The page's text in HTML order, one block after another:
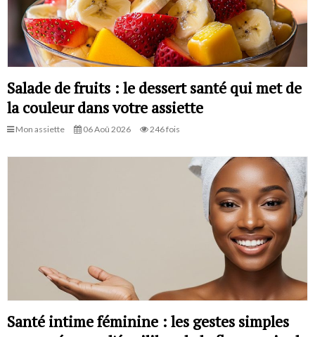
Salade de fruits : le dessert santé qui met de
la couleur dans votre assiette
Mon assiette 06 Aoû 2026 246 fois
Santé intime féminine : les gestes simples